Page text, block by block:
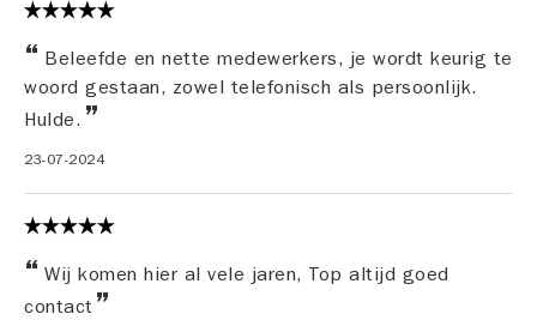
Beleefde en nette medewerkers, je wordt keurig te
woord gestaan, zowel telefonisch als persoonlijk.
Hulde.
23-07-2024
Wij komen hier al vele jaren, Top altijd goed
contact